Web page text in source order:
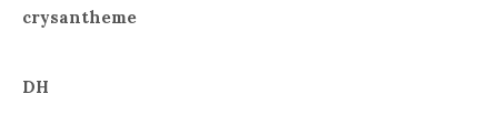
crysantheme
DH